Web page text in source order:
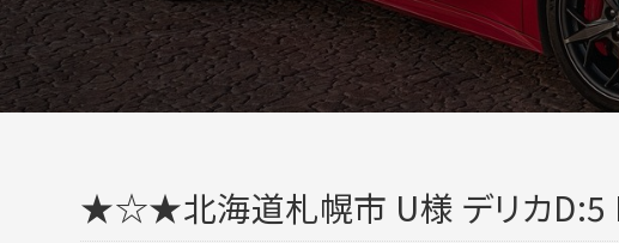
★☆★北海道札幌市 U様 デリカ